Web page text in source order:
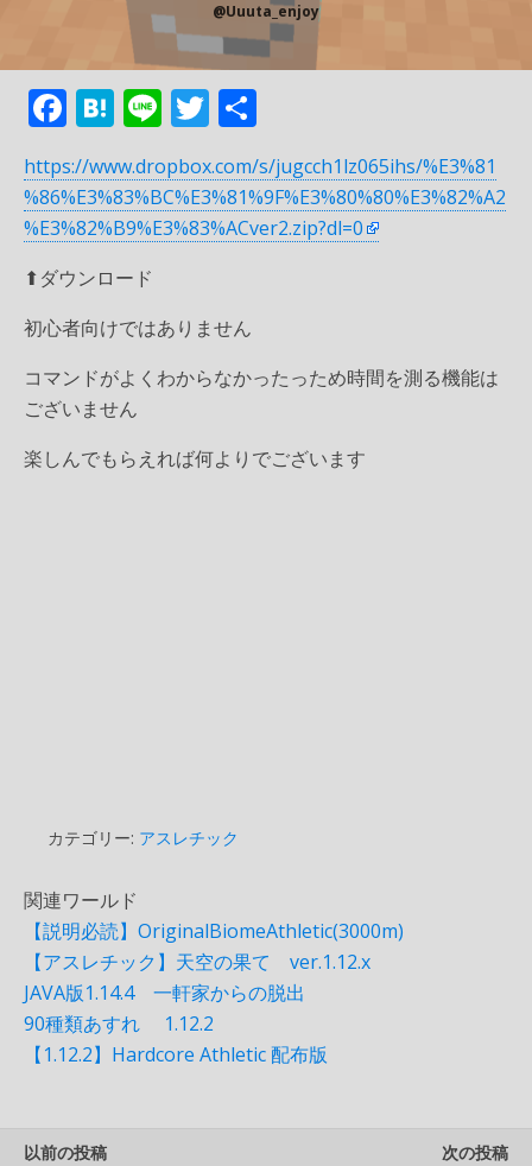
@uuuta_enjoy
F
ac
e
b
o
o
k
H
at
e
n
a
Li
n
e
T
itt
er
有
https://www.dropbox.com/s/jugcch1lz065ihs/%E3%81
%86%E3%83%BC%E3%81%9F%E3%80%80%E3%82%A2
%E3%82%B9%E3%83%ACver2.zip?dl=0
⬆︎ダウンロード
初心者向けではありません
コマンドがよくわからなかったっため時間を測る機能は
ございません
楽しんでもらえれば何よりでございます
カテゴリー: アスレチック
関連ワールド
【説明必読】OriginalBiomeAthletic(3000m)
【アスレチック】天空の果て ver.1.12.x
JAVA版1.14.4 一軒家からの脱出
90種類あすれ 1.12.2
【1.12.2】Hardcore Athletic 配布版
以前の投稿
次の投稿